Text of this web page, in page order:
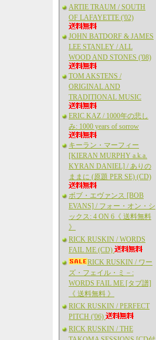
ARTIE TRAUM / SOUTH
OF LAFAYETTE ('02)
JOHN BATDORF & JAMES
LEE STANLEY / ALL
WOOD AND STONES ('08)
TOM AKSTENS /
ORIGINAL AND
TRADITIONAL MUSIC
ERIC KAZ / 1000年の悲し
み: 1000 years of sorrow
キーラン・マーフィー
[KIERAN MURPHY a.k.a.
KYRAN DANIEL] / ありの
ままに (原題 PER SE) (CD)
ボブ・エヴァンス [BOB
EVANS] / フォー・オン・シ
ックス: 4 ON 6《 送料無料
》
RICK RUSKIN / WORDS
FAIL ME (CD)
RICK RUSKIN / ワー
ズ・フェイル・ミ－:
WORDS FAIL ME [タブ譜]
《 送料無料 》
RICK RUSKIN / PERFECT
PITCH ('06)
RICK RUSKIN / THE